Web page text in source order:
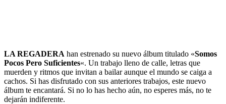
LA REGADERA han estrenado su nuevo álbum titulado «Somos
Pocos Pero Suficientes«. Un trabajo lleno de calle, letras que
muerden y ritmos que invitan a bailar aunque el mundo se caiga a
cachos. Si has disfrutado con sus anteriores trabajos, este nuevo
álbum te encantará. Si no lo has hecho aún, no esperes más, no te
dejarán indiferente.